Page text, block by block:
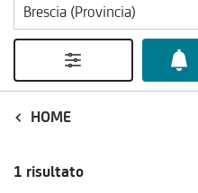
HOME
1 risultato